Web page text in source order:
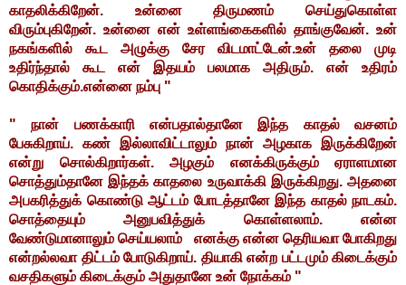
காதலிக்கிறேன். உன்னை திருமணம் செய்துகொள்ள
விரும்புகிறேன். உன்னை என் உள்ளங்கைகளில் தாங்குவேன். உன்
நகங்களில் கூட அழுக்கு சேர விடமாட்டேன்.உன் தலை முடி
உதிர்ந்தால் கூட என் இதயம் பலமாக அதிரும். என் உதிரம்
கொதிக்கும்.என்னை நம்பு "
" நான் பணக்காரி என்பதால்தானே இந்த காதல் வசனம்
பேசுகிறாய். கண் இல்லாவிட்டாலும் நான் அழகாக இருக்கிறேன்
என்று சொல்கிறார்கள். அழகும் எனக்கிருக்கும் ஏராளமான
சொத்தும்தானே இந்தக் காதலை உருவாக்கி இருக்கிறது. அதனை
அபகரித்துக் கொண்டு ஆட்டம் போடத்தானே இந்த காதல் நாடகம்.
சொத்தையும் அனுபவித்துக் கொள்ளலாம். என்ன
வேண்டுமானாலும் செய்யலாம் எனக்கு என்ன தெரியவா போகிறது
என்றல்லவா திட்டம் போடுகிறாய். தியாகி என்ற பட்டமும் கிடைக்கும்
வசதிகளும் கிடைக்கும் அதுதானே உன் நோக்கம் "